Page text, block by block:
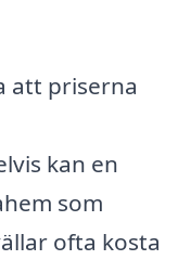
att priserna
kan en
som
ofta kosta